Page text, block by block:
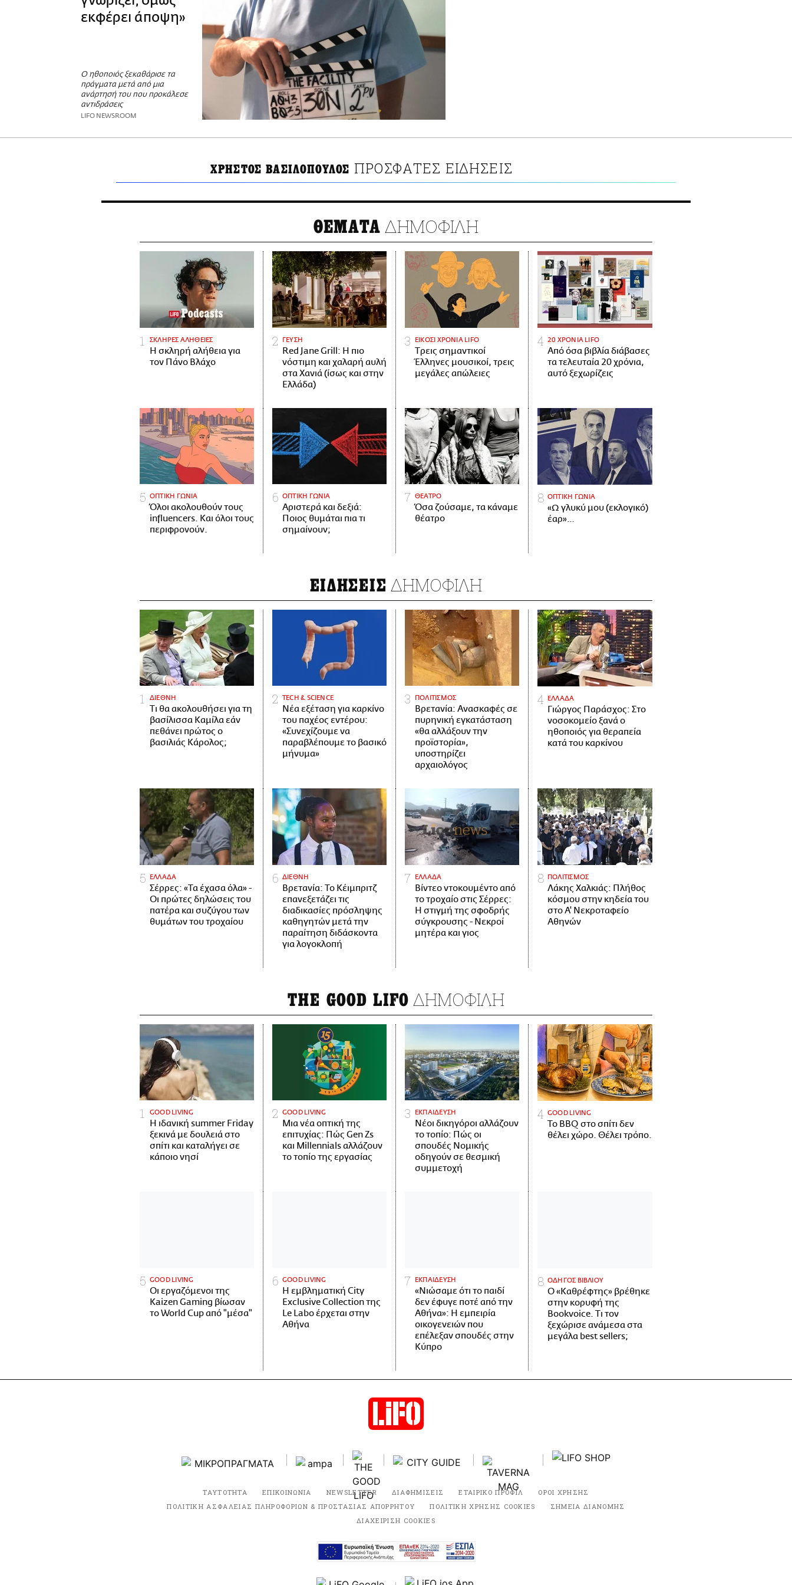
εκφέρει άποψη»
Ο ηθοποιός ξεκαθάρισε τα
πράγματα μετά από μια
ανάρτησή του που προκάλεσε
αντιδράσεις
LIFO NEWSROOM
ΧΡΗΣΤΟΣ ΒΑΣΙΛΟΠΟΥΛΟΣ ΠΡΟΣΦΑΤΕΣ ΕΙΔΗΣΕΙΣ
ΘΕΜΑΤΑ ΔΗΜΟΦΙΛΗ
ΣΚΛΗΡΕΣ ΑΛΗΘΕΙΕΣ
H σκληρή αλήθεια για
τον Πάνο Βλάχο
ΓΕΥΣΗ
Red Jane Grill: Η πιο
νόστιμη και χαλαρή αυλή
στα Χανιά (ίσως και στην
Ελλάδα)
ΕΙΚΟΣΙ ΧΡΟΝΙΑ LIFO
Tρεις σημαντικοί
Έλληνες μουσικοί, τρεις
μεγάλες απώλειες
20 ΧΡΟΝΙΑ LIFO
Από όσα βιβλία διάβασες
τα τελευταία 20 χρόνια,
αυτό ξεχωρίζεις
ΟΠΤΙΚΗ ΓΩΝΙΑ
Όλοι ακολουθούν τους
influencers. Και όλοι τους
περιφρονούν.
ΟΠΤΙΚΗ ΓΩΝΙΑ
Αριστερά και δεξιά:
Ποιος θυμάται πια τι
σημαίνουν;
ΘΕΑΤΡΟ
Όσα ζούσαμε, τα κάναμε
θέατρο
ΟΠΤΙΚΗ ΓΩΝΙΑ
«Ω γλυκύ μου (εκλογικό)
έαρ»…
ΕΙΔΗΣΕΙΣ ΔΗΜΟΦΙΛΗ
ΔΙΕΘΝΗ
Τι θα ακολουθήσει για τη
βασίλισσα Καμίλα εάν
πεθάνει πρώτος ο
βασιλιάς Κάρολος;
ΤECH & SCIENCE
Νέα εξέταση για καρκίνο
του παχέος εντέρου:
«Συνεχίζουμε να
παραβλέπουμε το βασικό
μήνυμα»
ΠΟΛΙΤΙΣΜΟΣ
Βρετανία: Ανασκαφές σε
πυρηνική εγκατάσταση
«θα αλλάξουν την
προϊστορία»,
υποστηρίζει
αρχαιολόγος
ΕΛΛΑΔΑ
Γιώργος Παράσχος: Στο
νοσοκομείο ξανά ο
ηθοποιός για θεραπεία
κατά του καρκίνου
ΕΛΛΑΔΑ
Σέρρες: «Τα έχασα όλα» -
Οι πρώτες δηλώσεις του
πατέρα και συζύγου των
θυμάτων του τροχαίου
ΔΙΕΘΝΗ
Βρετανία: Το Κέιμπριτζ
επανεξετάζει τις
διαδικασίες πρόσληψης
καθηγητών μετά την
παραίτηση διδάσκοντα
για λογοκλοπή
ΕΛΛΑΔΑ
Βίντεο ντοκουμέντο από
το τροχαίο στις Σέρρες:
Η στιγμή της σφοδρής
σύγκρουσης - Νεκροί
μητέρα και γιος
ΠΟΛΙΤΙΣΜΟΣ
Λάκης Χαλκιάς: Πλήθος
κόσμου στην κηδεία του
στο Α' Νεκροταφείο
Αθηνών
THE GOOD LIFO ΔΗΜΟΦΙΛΗ
GOOD LIVING
Η ιδανική summer Friday
ξεκινά με δουλειά στο
σπίτι και καταλήγει σε
κάποιο νησί
GOOD LIVING
Μια νέα οπτική της
επιτυχίας: Πώς Gen Zs
και Millennials αλλάζουν
το τοπίο της εργασίας
ΕΚΠΑΙΔΕΥΣΗ
Νέοι δικηγόροι αλλάζουν
το τοπίο: Πώς οι
σπουδές Νομικής
οδηγούν σε θεσμική
συμμετοχή
GOOD LIVING
Το BBQ στο σπίτι δεν
θέλει χώρο. Θέλει τρόπο.
GOOD LIVING
Οι εργαζόμενοι της
Kaizen Gaming βίωσαν
το World Cup από "μέσα"
GOOD LIVING
Η εμβληματική City
Exclusive Collection της
Le Labo έρχεται στην
Αθήνα
ΕΚΠΑΙΔΕΥΣΗ
«Νιώσαμε ότι το παιδί
δεν έφυγε ποτέ από την
Αθήνα»: Η εμπειρία
οικογενειών που
επέλεξαν σπουδές στην
Κύπρο
ΟΔΗΓΟΣ ΒΙΒΛΙΟΥ
Ο «Καθρέφτης» βρέθηκε
στην κορυφή της
Bookvoice. Τι τον
ξεχώρισε ανάμεσα στα
μεγάλα best sellers;
ΤΑΥΤΟΤΗΤΑ ΕΠΙΚΟΙΝΩΝΙΑ NEWSLETTER ΔΙΑΦΗΜΙΣΕΙΣ ΕΤΑΙΡΙΚΟ ΠΡΟΦΙΛ
ΟΡΟΙ ΧΡΗΣΗΣ
ΠΟΛΙΤΙΚΗ ΑΣΦΑΛΕΙΑΣ ΠΛΗΡΟΦΟΡΙΩΝ & ΠΡΟΣΤΑΣΙΑΣ ΑΠΟΡΡΗΤΟΥ
ΠΟΛΙΤΙΚΗ ΧΡΗΣΗΣ COOKIES
ΣΗΜΕΙΑ ΔΙΑΝΟΜΗΣ
ΔΙΑΧΕΙΡΙΣΗ COOKIES